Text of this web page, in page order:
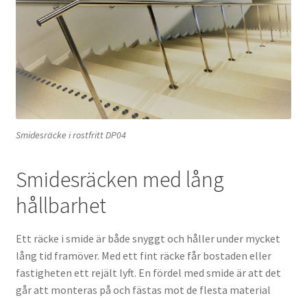
Smidesräcke i rostfritt DP04
Smidesräcken med lång
hållbarhet
Ett räcke i smide är både snyggt och håller under mycket
lång tid framöver. Med ett fint räcke får bostaden eller
fastigheten ett rejält lyft. En fördel med smide är att det
går att monteras på och fästas mot de flesta material